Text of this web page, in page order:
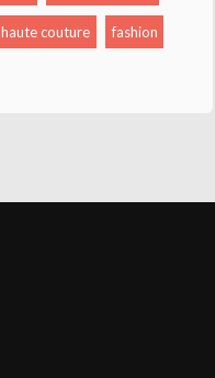
haute couture fashion